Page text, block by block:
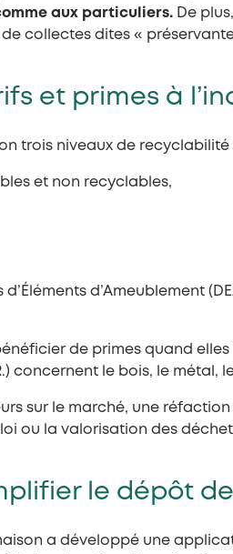
aux particuliers. De
collectes dites «
et primes à
trois niveaux de recyclabilité
et non recyclables,
d’Ameublement
de primes quand
concernent le bois, le
sur le marché, une
ou la valorisation des
le dépôt
a développé une